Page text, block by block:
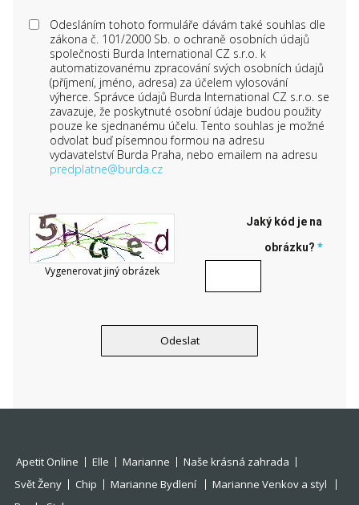
Odesláním tohoto formuláře dávám také souhlas dle
zákona č. 101/2000 Sb. o ochraně osobních údajů
společnosti Burda International CZ s.r.o. k
automatizovanému zpracování svých osobních údajů
(příjmení, jméno, adresa) za účelem vylosování
výherce. Správce údajů Burda International CZ s.r.o. se
zavazuje, že poskytnuté osobní údaje budou použity
pouze ke sjednanému účelu. Tento souhlas je možné
odvolat buď písemnou formou na adresu
vydavatelství Burda Praha, nebo emailem na adresu
predplatne@burda.cz
Vygenerovat jiný obrázek
Jaký kód je na
obrázku? *
Apetit Online Elle Marianne
Naše krásná zahrada
Svět Ženy
Chip Marianne Bydlení
Marianne Venkov a styl